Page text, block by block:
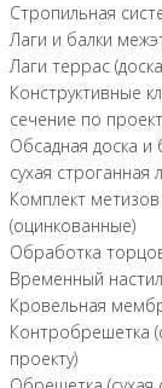
Стропильная
Лаги и балки
Лаги террас
Конструктивные
сечение по
Обсадная доска
сухая
Комплект
(оцинкованные)
Обработка
Временный
Кровельная
Контробрешетка
проекту)